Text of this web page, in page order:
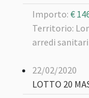
Importo: €
Territorio:
arredi sanitari
22/02/2020
LOTTO 20